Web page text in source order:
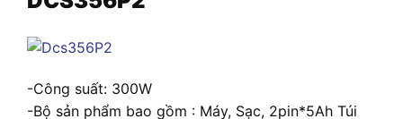
-Công suất: 300W
-Bộ sản phẩm bao gồm : Máy, Sạc, 2pin*5Ah Túi